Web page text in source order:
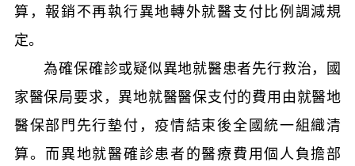
算，報銷不再執行異地轉外就醫支付比例調減規
定。
為確保確診或疑似異地就醫患者先行救治，國
家醫保局要求，異地就醫醫保支付的費用由就醫地
醫保部門先行墊付，疫情結束後全國統一組織清
算。而異地就醫確診患者的醫療費用個人負擔部